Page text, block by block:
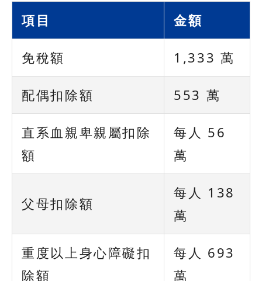
項目 金額
免稅額 1,333 萬
配偶扣除額 553 萬
直系血親卑親屬扣除
額
每人 56
萬
父母扣除額
每人 138
萬
重度以上身心障礙扣
除額
每人 693
萬